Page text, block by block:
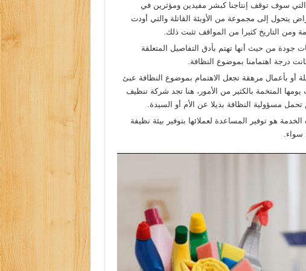
سوف توقف إنتاجنا كبشر مفيدين ومؤثرين في
يتحول إلى مجموعة من الأوبئة القاتلة والتي أودت
ومن التاريخ كثيرا من المواقف تثبت ذلك.
جودة من حيث أنها تهتم بأدق التفاصيل المتعلقة
درجة اهتمامنا بموضوع النظافة.
أو بأعمال مرهقة تجعل الاهتمام بموضوع النظافة عبئ
المتخمة بالكثير من الأمور، هنا تجد شركة تنظيف
مسؤولية النظافة بديلا عن الأم أو السيدة.
هو توفير المساعدة لعملائها بتوفير بيئة نظيفة
سواء.